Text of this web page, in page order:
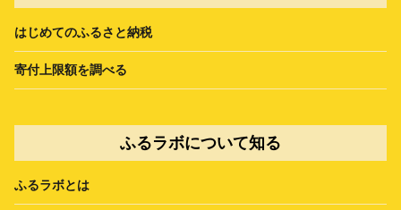
はじめてのふるさと納税
寄付上限額を調べる
ふるラボについて知る
ふるラボとは